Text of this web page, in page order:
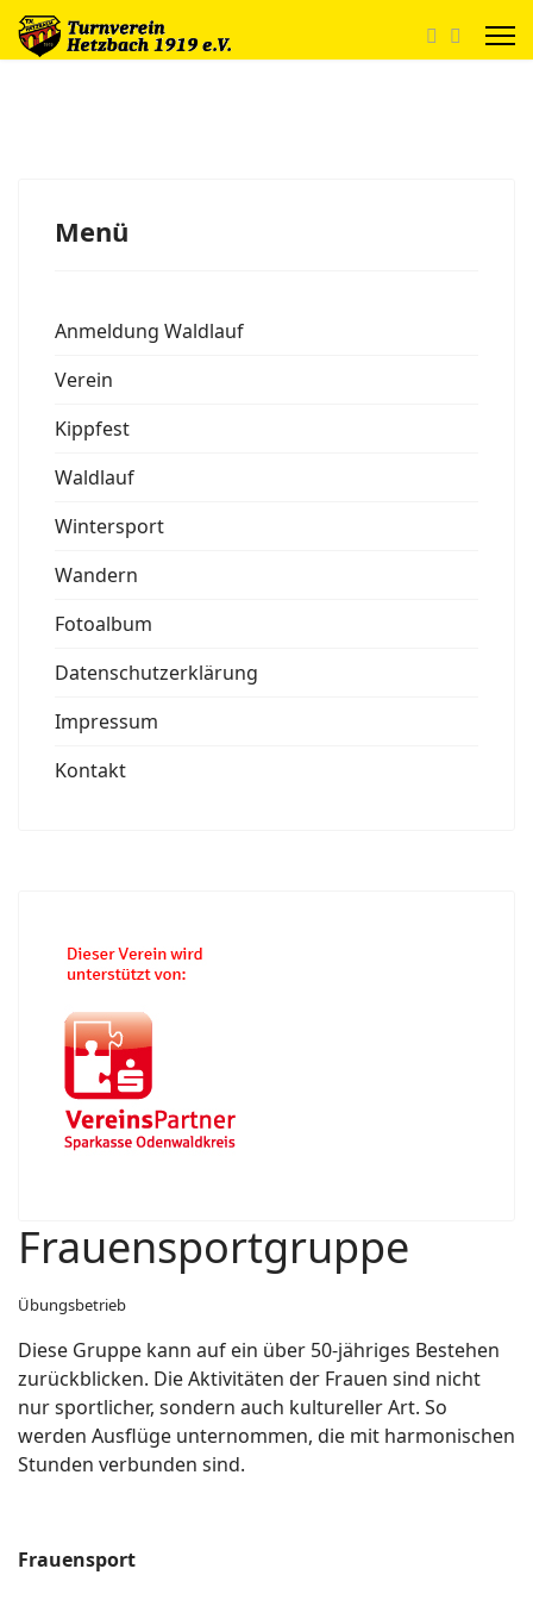
Menü
Anmeldung Waldlauf
Verein
Kippfest
Waldlauf
Wintersport
Wandern
Fotoalbum
Datenschutzerklärung
Impressum
Kontakt
Frauensportgruppe
Übungsbetrieb
Diese Gruppe kann auf ein über 50-jähriges Bestehen
zurückblicken. Die Aktivitäten der Frauen sind nicht
nur sportlicher, sondern auch kultureller Art. So
werden Ausflüge unternommen, die mit harmonischen
Stunden verbunden sind.
Frauensport